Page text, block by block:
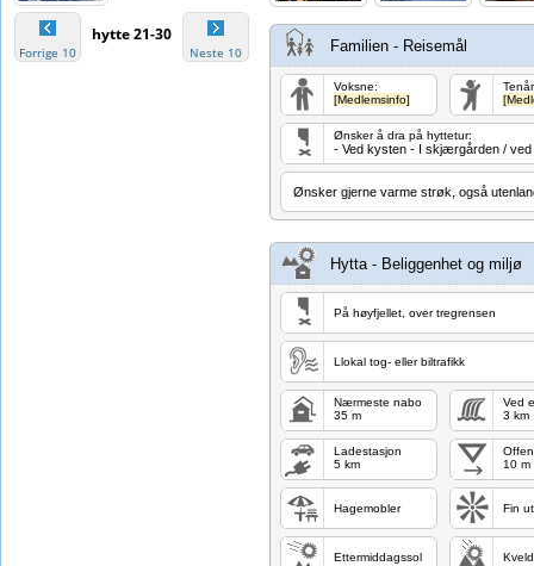
Forrige 10
hytte 21-30
Neste 10 Familien - Reisemål
Voksne:
[Medlemsinfo]
Ønsker å dra på hyttetur:
- Ved kysten - I skjærgården / ved
Ønsker gjerne varme strøk, også
Hytta - Beliggenhet og miljø
På høyfjellet, over tregrensen
Llokal tog- eller biltrafikk
Nærmeste nabo
35 m
Ved
3 km
Ladestasjon
5 km
10 m
Hagemobler Fin
Ettermiddagssol